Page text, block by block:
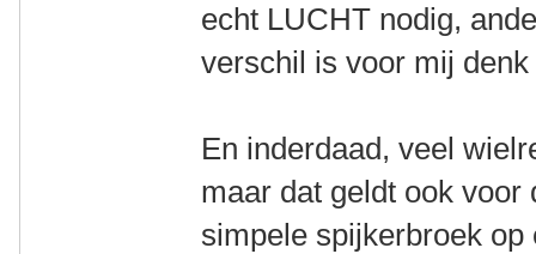
echt LUCHT nodig,
verschil is voor mij
En inderdaad, veel
maar dat geldt ook
simpele spijkerbroek